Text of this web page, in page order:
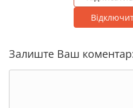
Залиште Ваш